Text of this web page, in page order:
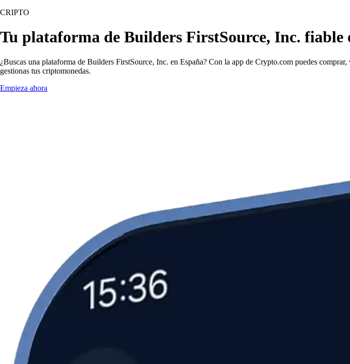
CRIPTO
Tu plataforma de Builders FirstSource, Inc. fiable
¿Buscas una plataforma de Builders FirstSource, Inc. en España? Con la app de Crypto.com puedes
gestionas tus criptomonedas.
Empieza ahora